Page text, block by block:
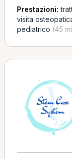
Prestazioni:
visita
pediatrico (45